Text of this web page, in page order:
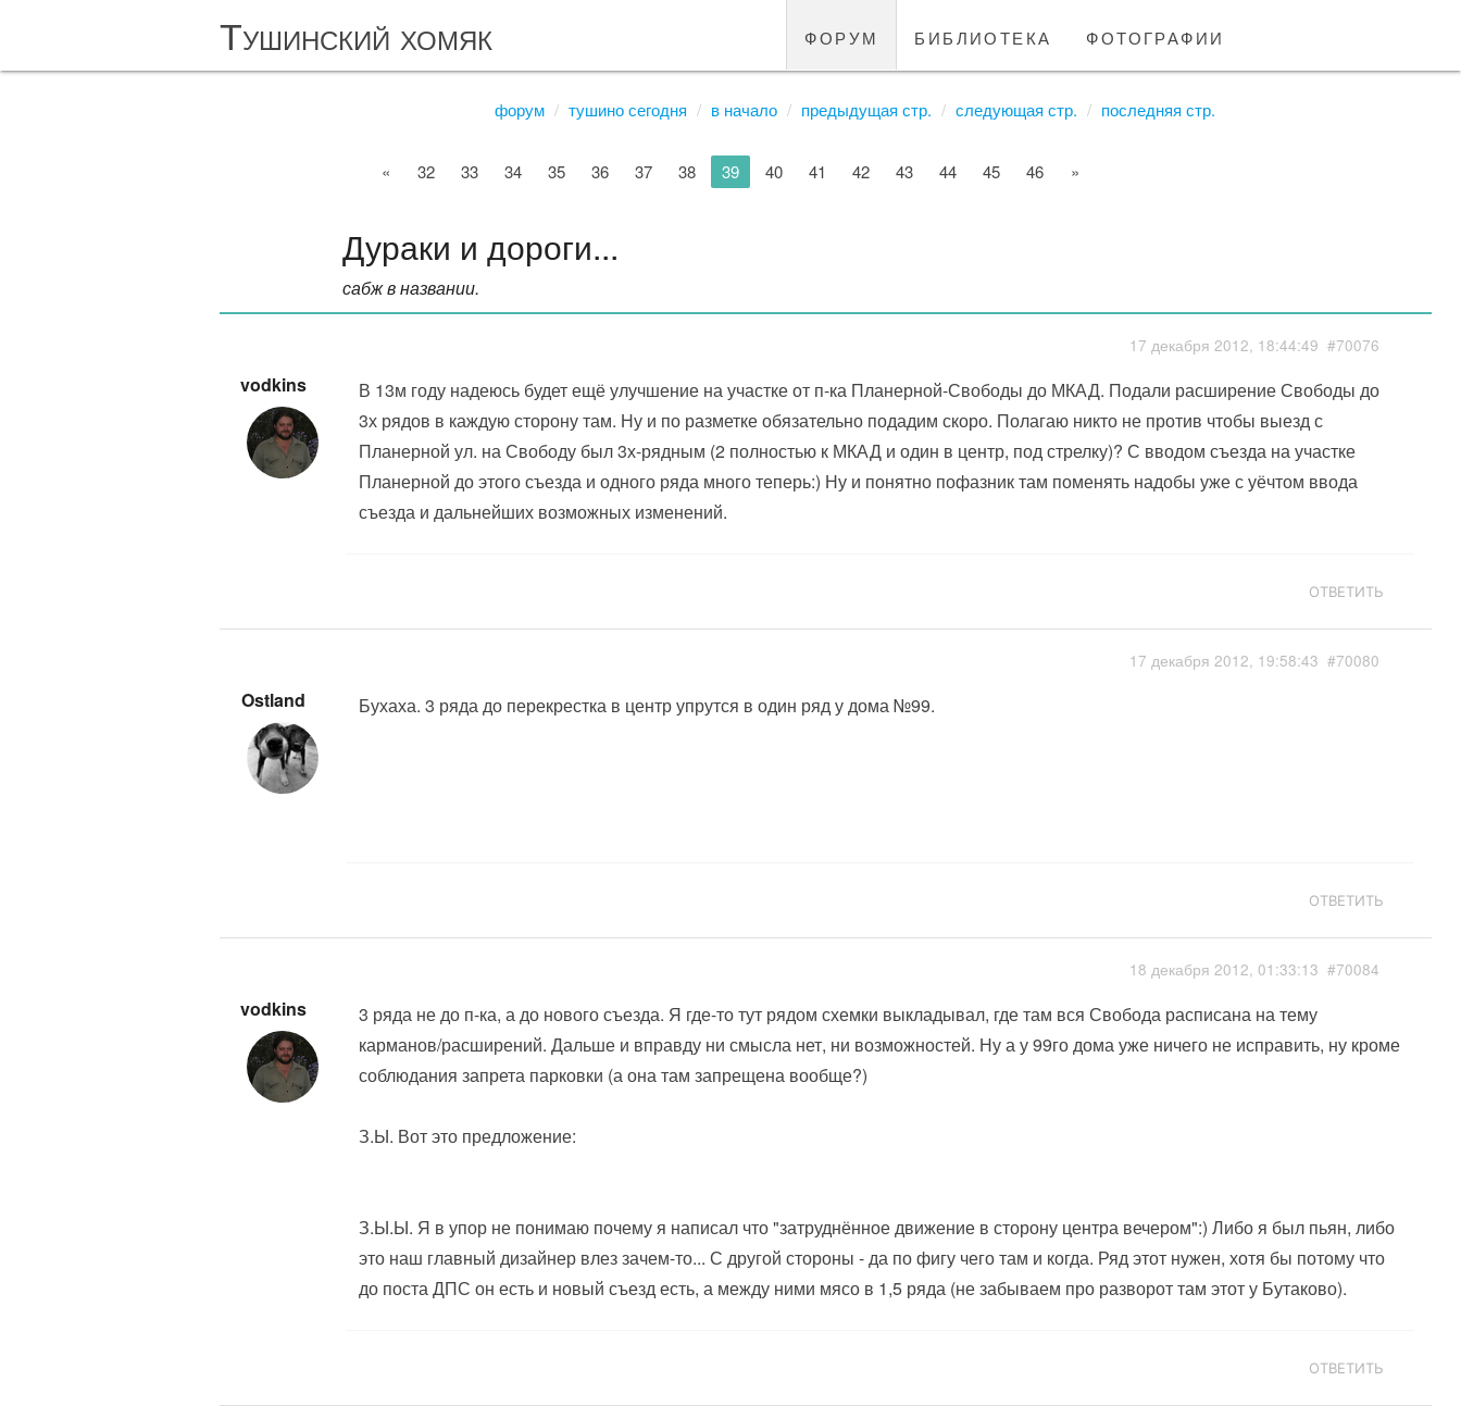
Тушинский хомяк форум библиотека фотографии
форум тушино сегодня в начало предыдущая стр. следующая стр. последняя стр.
« 32 33 34 35 36 37 38 39 40 41 42 43 44 45 46 »
Дураки и дороги...
сабж в названии.
vodkins
17 декабря 2012, 18:44:49 #70076
В 13м году надеюсь будет ещё улучшение на участке от п-ка Планерной-Свободы до МКАД. Подали расширение Свободы до
3х рядов в каждую сторону там. Ну и по разметке обязательно подадим скоро. Полагаю никто не против чтобы выезд с
Планерной ул. на Свободу был 3х-рядным (2 полностью к МКАД и один в центр, под стрелку)? С вводом съезда на участке
Планерной до этого съезда и одного ряда много теперь:) Ну и понятно пофазник там поменять надобы уже с уёчтом ввода
съезда и дальнейших возможных изменений.
ОТВЕТИТЬ
Ostland
17 декабря 2012, 19:58:43 #70080
Бухаха. 3 ряда до перекрестка в центр упрутся в один ряд у дома №99.
ОТВЕТИТЬ
vodkins
18 декабря 2012, 01:33:13 #70084
3 ряда не до п-ка, а до нового съезда. Я где-то тут рядом схемки выкладывал, где там вся Свобода расписана на тему
карманов/расширений. Дальше и вправду ни смысла нет, ни возможностей. Ну а у 99го дома уже ничего не исправить, ну кроме
соблюдания запрета парковки (а она там запрещена вообще?)
З.Ы. Вот это предложение:
З.Ы.Ы. Я в упор не понимаю почему я написал что "затруднённое движение в сторону центра вечером":) Либо я был пьян, либо
это наш главный дизайнер влез зачем-то... С другой стороны - да по фигу чего там и когда. Ряд этот нужен, хотя бы потому что
до поста ДПС он есть и новый съезд есть, а между ними мясо в 1,5 ряда (не забываем про разворот там этот у Бутаково).
ОТВЕТИТЬ